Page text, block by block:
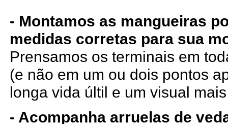
- Montamos as mangueiras
medidas corretas para sua
Prensamos os terminais em
(e não em um ou dois pontos
longa vida últil e um visual
- Acompanha arruelas de